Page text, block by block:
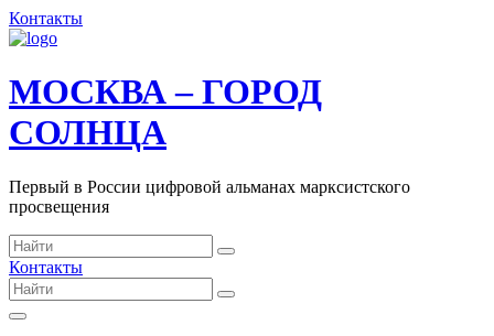
Контакты
МОСКВА – ГОРОД
СОЛНЦА
Первый в России цифровой альманах марксистского
просвещения
Контакты